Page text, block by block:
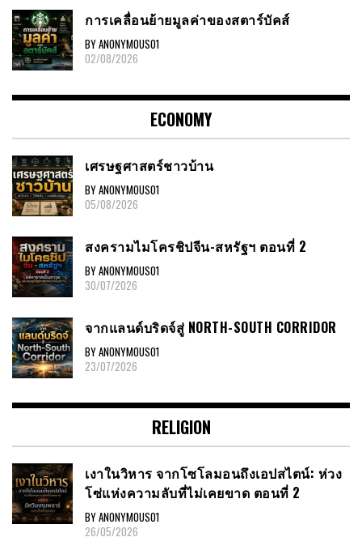
การเคลื่อนย้ายมูลค่าของสตาร์บัคส์
BY ANONYMOUS01
02/08/2026
ECONOMY
เศรษฐศาสตร์ชาวบ้าน
BY ANONYMOUS01
05/08/2026
สงครามไมโครชิปจีน-สหรัฐฯ ตอนที่ 2
BY ANONYMOUS01
30/07/2026
จากแลนด์บริดจ์สู่ NORTH-SOUTH CORRIDOR
BY ANONYMOUS01
23/07/2026
RELIGION
เงาในวิหาร จากโซโลมอนถึงเอปสไตน์: ห่วง
โซ่แห่งความลับที่ไม่เคยขาด ตอนที่ 2
BY ANONYMOUS01
26/05/2026